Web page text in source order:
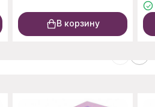
В корзину